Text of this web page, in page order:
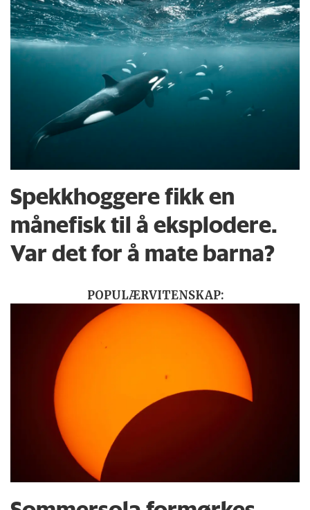
Spekkhoggere fikk en
månefisk til å eksplodere.
Var det for å mate barna?
POPULÆRVITENSKAP: